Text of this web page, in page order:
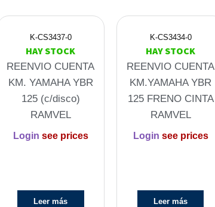
K-CS3437-0
HAY STOCK
REENVIO CUENTA
KM. YAMAHA YBR
125 (c/disco)
RAMVEL
Login see prices
Leer más
K-CS3434-0
HAY STOCK
REENVIO CUENTA
KM.YAMAHA YBR
125 FRENO CINTA
RAMVEL
Login see prices
Leer más